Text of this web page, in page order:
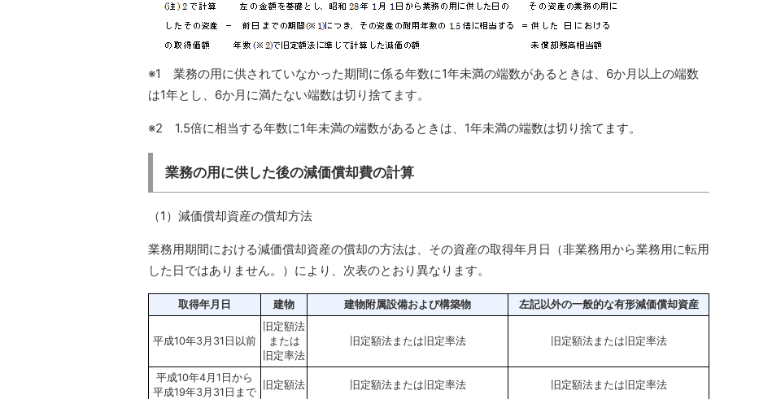
※1 業務の用に供されていなかった期間に係る年数に1年未満の端数があるときは、6か月以上の端数
は1年とし、6か月に満たない端数は切り捨てます。
※2 1.5倍に相当する年数に1年未満の端数があるときは、1年未満の端数は切り捨てます。
業務の用に供した後の減価償却費の計算
（1）減価償却資産の償却方法
業務用期間における減価償却資産の償却の方法は、その資産の取得年月日（非業務用から業務用に転用
した日ではありません。）により、次表のとおり異なります。
取得年月日 建物 建物附属設備および構築物 左記以外の一般的な有形減価償却資産
平成10年3月31日以前
旧定額法
または
旧定率法
旧定額法または旧定率法 旧定額法または旧定率法
平成10年4月1日から
平成19年3月31日まで
旧定額法 旧定額法または旧定率法 旧定額法または旧定率法